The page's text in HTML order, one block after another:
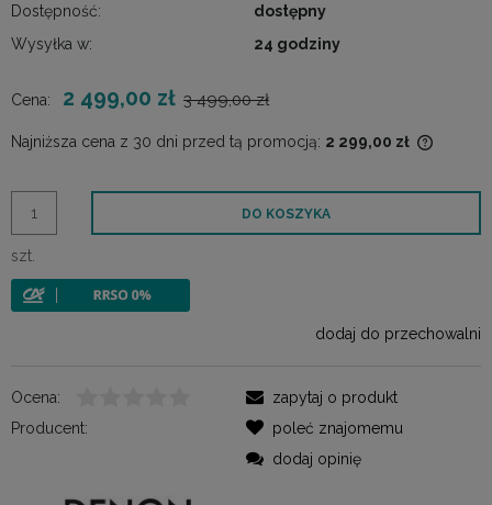
Dostępność:
dostępny
Wysyłka w:
24 godziny
Cena: 2 499,00 zł 3 499,00 zł
Najniższa cena z 30 dni przed tą promocją: 2 299,00 zł
szt.
DO KOSZYKA
dodaj do przechowalni
Ocena:
Producent:
zapytaj o produkt
poleć znajomemu
dodaj opinię